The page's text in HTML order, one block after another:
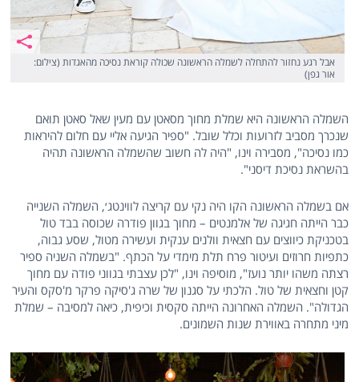
אבל רגע נחזור להתחלה לשמלה הראשונה שכולה קוראת נסיכה מהאגדות (צילום:
אור גפן)
השמלה הראשונה היא שמלת מחוך מסאטן עם מעין שאל סאטן תואם
שנכרך מסביב לזרועות וכלל שובל. "ספיר הגיעה אליי עם חלום להיראות
כמו נסיכה", מסבירה וינו, "היה לה חשוב שהשמלה הראשונה תהיה
בהשראת נסיכת דיסני".
אם בשמלה הראשונה הקו היה נקי עם קריצה לווינטג׳, השמלה השנייה
כבר הייתה חגיגה של אלמנטים – מחוך בגוון פודרה שכוסה בבד טול
בטכניקת כיווצים עם חצאית וולנים ענקית ועשירה מטול, שסע גבוה,
כתפיות חרוזים ועיטור פרח תלת מימדי על הכתף. "בשמלה השניה ספיר
רצתה משהו יותר נועז", מוסיפה וינו, "לכן עצבתי בגווני פודה עם מחוך
קטן וחצאית של טול. הלכתי על סגנון של שרה ג'סיקה פרקר מ'סקס והעיר
הגדולה". השמלה האחרונה הייתה סקסית וכיפית, כיאה למסיבה – שמלת
מיני מתחרה באווירת שנות השמונים.